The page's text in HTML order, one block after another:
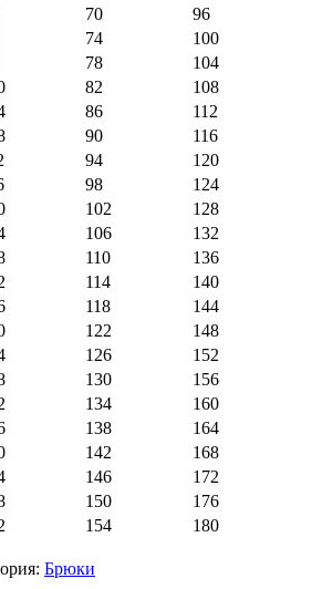
70
96
74
100
78
104
82
108
86
112
90
116
94
120
98
124
102
128
106
132
110
136
114
140
118
144
122
148
126
152
130
156
134
160
138
164
142
168
146
172
150
176
154
180
Брюки